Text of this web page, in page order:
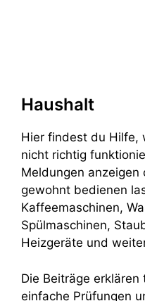
Haushalt
Hier findest du Hilfe,
nicht richtig
Meldungen anzeigen
gewohnt bedienen
Kaffeemaschinen,
Spülmaschinen,
Heizgeräte und
Die Beiträge erklären
einfache Prüfungen